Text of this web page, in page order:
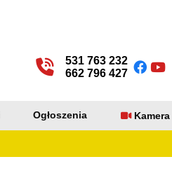
531 763 232
662 796 427
Ogłoszenia Kamera